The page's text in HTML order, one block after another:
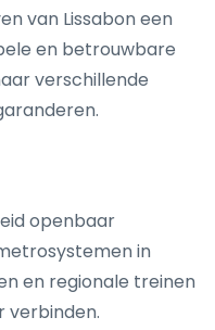
van Lissabon een
en betrouwbare
verschillende
openbaar
in
en regionale treinen
verbinden.